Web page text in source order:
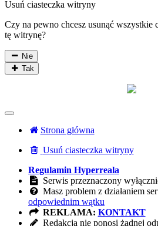
Usuń ciasteczka witryny
Czy na pewno chcesz usunąć wszystkie
tę witrynę?
Nie
Tak
Strona główna
Usuń ciasteczka witryny
Regulamin Hyperreala
Serwis przeznaczony
Masz problem z działaniem
odpowiednim wątku
REKLAMA: KONTAKT
Redakcja nie ponosi żadnej